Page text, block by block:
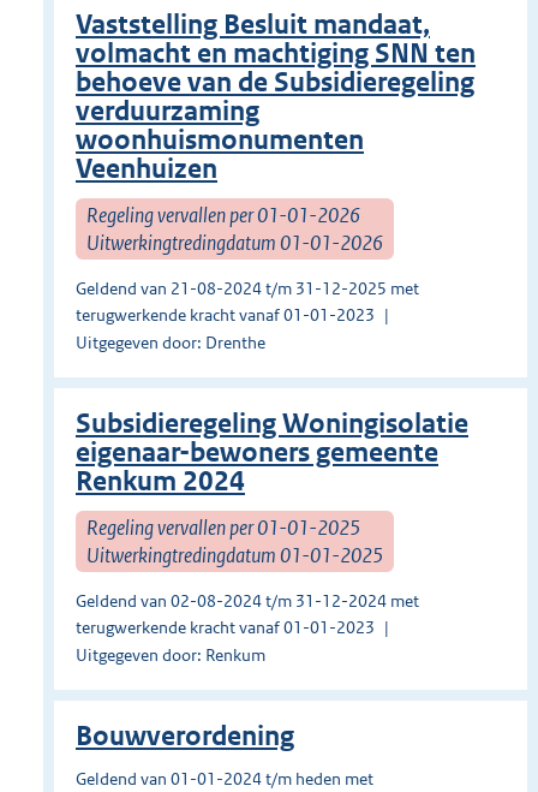
Vaststelling Besluit mandaat,
volmacht en machtiging SNN ten
behoeve van de Subsidieregeling
verduurzaming
woonhuismonumenten
Veenhuizen
Regeling vervallen per 01-01-2026
Uitwerkingtredingdatum 01-01-2026
Geldend van 21-08-2024 t/m 31-12-2025 met
terugwerkende kracht vanaf 01-01-2023
Uitgegeven door: Drenthe
Subsidieregeling Woningisolatie
eigenaar-bewoners gemeente
Renkum 2024
Regeling vervallen per 01-01-2025
Uitwerkingtredingdatum 01-01-2025
Geldend van 02-08-2024 t/m 31-12-2024 met
terugwerkende kracht vanaf 01-01-2023
Uitgegeven door: Renkum
Bouwverordening
Geldend van 01-01-2024 t/m heden met